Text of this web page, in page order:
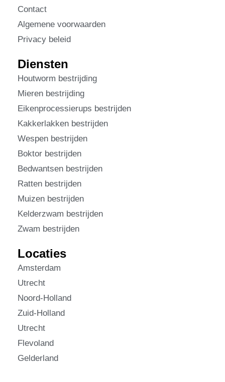
Contact
Algemene voorwaarden
Privacy beleid
Diensten
Houtworm bestrijding
Mieren bestrijding
Eikenprocessierups bestrijden
Kakkerlakken bestrijden
Wespen bestrijden
Boktor bestrijden
Bedwantsen bestrijden
Ratten bestrijden
Muizen bestrijden
Kelderzwam bestrijden
Zwam bestrijden
Locaties
Amsterdam
Utrecht
Noord-Holland
Zuid-Holland
Utrecht
Flevoland
Gelderland